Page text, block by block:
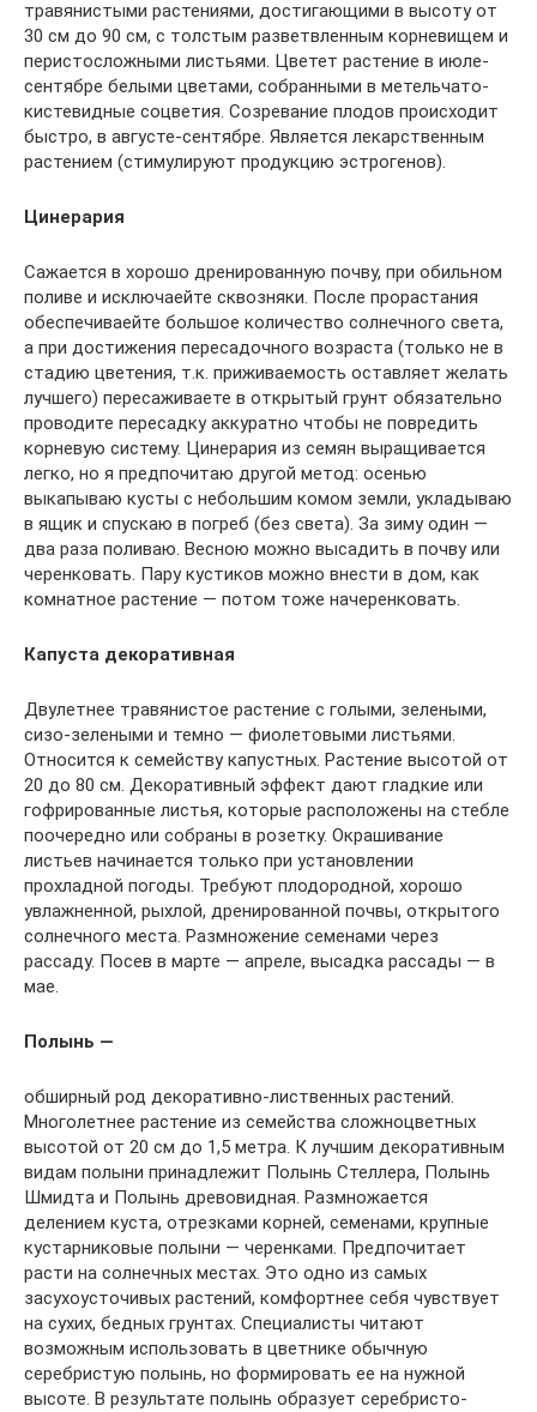
травянистыми растениями, достигающими в высоту от
30 см до 90 см, с толстым разветвленным корневищем и
перистосложными листьями. Цветет растение в июле-
сентябре белыми цветами, собранными в метельчато-
кистевидные соцветия. Созревание плодов происходит
быстро, в августе-сентябре. Является лекарственным
растением (стимулируют продукцию эстрогенов).
Цинерария
Сажается в хорошо дренированную почву, при обильном
поливе и исключаейте сквозняки. После прорастания
обеспечиваейте большое количество солнечного света,
а при достижения пересадочного возраста (только не в
стадию цветения, т.к. приживаемость оставляет желать
лучшего) пересаживаете в открытый грунт обязательно
проводите пересадку аккуратно чтобы не повредить
корневую систему. Цинерария из семян выращивается
легко, но я предпочитаю другой метод: осенью
выкапываю кусты с небольшим комом земли, укладываю
в ящик и спускаю в погреб (без света). За зиму один —
два раза поливаю. Весною можно высадить в почву или
черенковать. Пару кустиков можно внести в дом, как
комнатное растение — потом тоже начеренковать.
Капуста декоративная
Двулетнее травянистое растение с голыми, зелеными,
сизо-зелеными и темно — фиолетовыми листьями.
Относится к семейству капустных. Растение высотой от
20 до 80 см. Декоративный эффект дают гладкие или
гофрированные листья, которые расположены на стебле
поочередно или собраны в розетку. Окрашивание
листьев начинается только при установлении
прохладной погоды. Требуют плодородной, хорошо
увлажненной, рыхлой, дренированной почвы, открытого
солнечного места. Размножение семенами через
рассаду. Посев в марте — апреле, высадка рассады — в
мае.
Полынь —
обширный род декоративно-лиственных растений.
Многолетнее растение из семейства сложноцветных
высотой от 20 см до 1,5 метра. К лучшим декоративным
видам полыни принадлежит Полынь Стеллера, Полынь
Шмидта и Полынь древовидная. Размножается
делением куста, отрезками корней, семенами, крупные
кустарниковые полыни — черенками. Предпочитает
расти на солнечных местах. Это одно из самых
засухоусточивых растений, комфортнее себя чувствует
на сухих, бедных грунтах. Специалисты читают
возможным использовать в цветнике обычную
серебристую полынь, но формировать ее на нужной
высоте. В результате полынь образует серебристо-